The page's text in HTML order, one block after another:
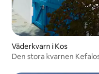
Väderkvarn i Kos
Den stora kvarnen